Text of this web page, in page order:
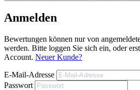
Produktbeschreibung
Anmelden
Bewertungen können nur von
werden. Bitte loggen Sie sich ein, oder
Account. Neuer Kunde?
E-Mail-Adresse
Passwort